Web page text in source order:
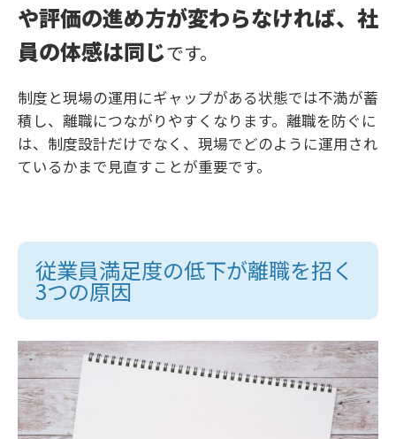
や評価の進め方が変わらなければ、社
員の体感は同じです。
制度と現場の運用にギャップがある状態では不満が蓄
積し、離職につながりやすくなります。離職を防ぐに
は、制度設計だけでなく、現場でどのように運用され
ているかまで見直すことが重要です。
従業員満足度の低下が離職を招く
3つの原因